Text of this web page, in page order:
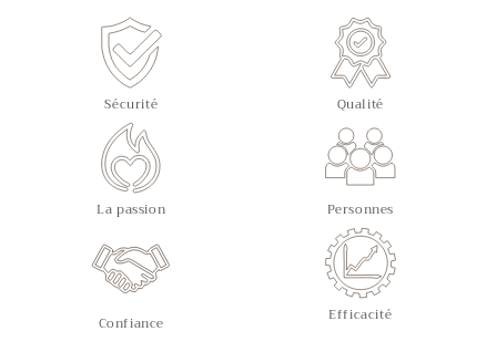
Sécurité Qualité
La passion Personnes
Confiance Efficacité